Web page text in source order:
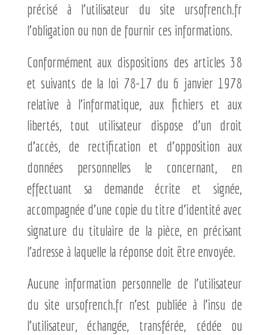
précisé à l’utilisateur du site ursofrench.fr
l’obligation ou non de fournir ces informations.
Conformément aux dispositions des articles 38
et suivants de la loi 78-17 du 6 janvier 1978
relative à l’informatique, aux fichiers et aux
libertés, tout utilisateur dispose d’un droit
d’accès, de rectification et d’opposition aux
données personnelles le concernant, en
effectuant sa demande écrite et signée,
accompagnée d’une copie du titre d’identité avec
signature du titulaire de la pièce, en précisant
l’adresse à laquelle la réponse doit être envoyée.
Aucune information personnelle de l’utilisateur
du site ursofrench.fr n’est publiée à l’insu de
l’utilisateur, échangée, transférée, cédée ou